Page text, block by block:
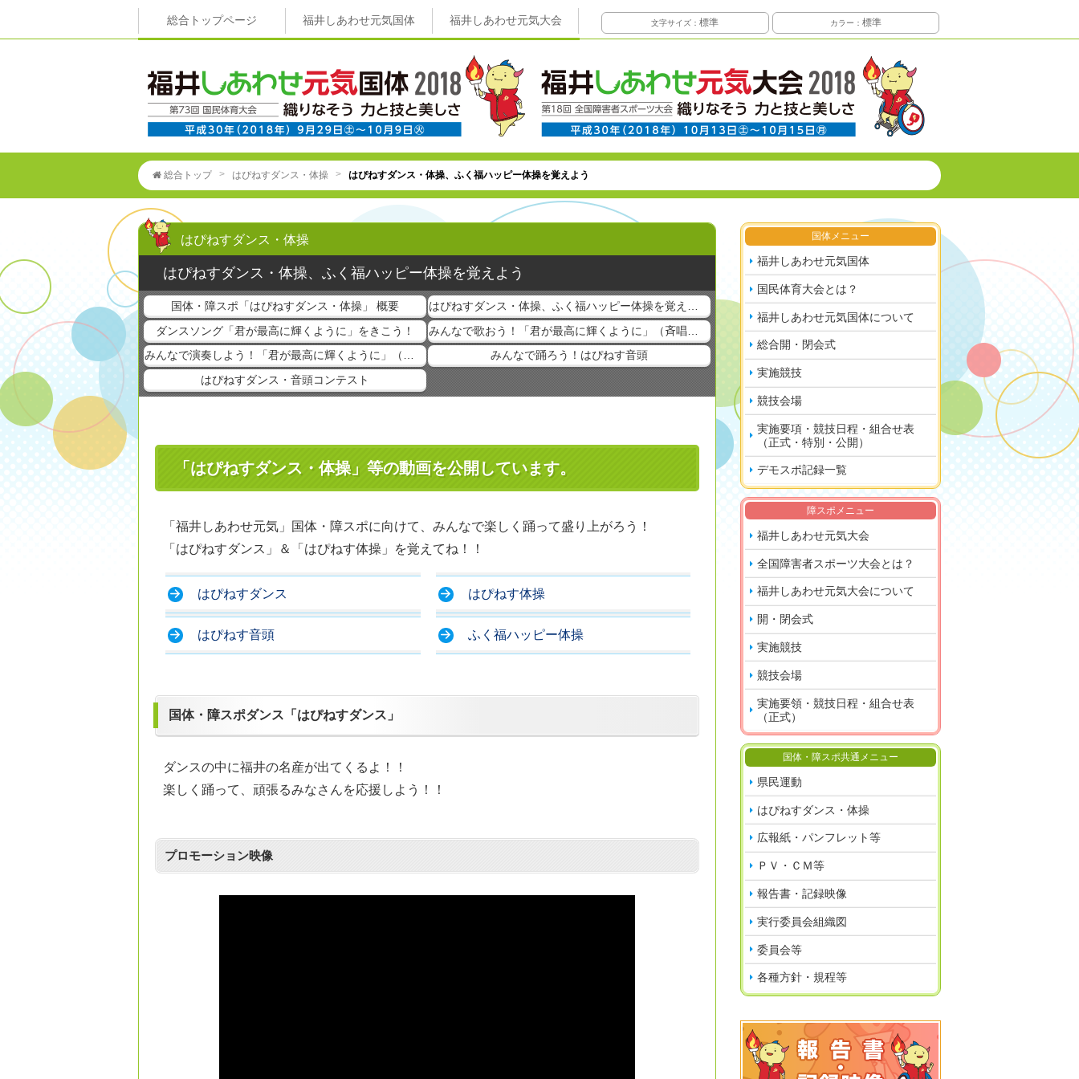
総合トップページ 福井しあわせ元気国体 福井しあわせ元気大会 文字サイズ：標準 カラー： 標準
総合トップ > はぴねすダンス・体操 > はぴねすダンス・体操、ふく福ハッピー体操を覚えよう
はぴねすダンス・体操
はぴねすダンス・体操、ふく福ハッピー体操を覚えよう
国体・障スポ「はぴねすダンス・体操」 概要
はぴねすダンス・体操、ふく福ハッピー体操を覚えよう
ダンスソング「君が最高に輝くように」をきこう！
みんなで演奏しよう！「君が最高に輝くように」（吹奏楽）
みんなで踊ろう！はぴねす音頭
はぴねすダンス・音頭コンテスト
「はぴねすダンス・体操」等の動画を公開しています。
「福井しあわせ元気」国体・障スポに向けて、みんなで楽しく踊って盛り上がろう！
「はぴねすダンス」＆「はぴねす体操」を覚えてね！！
はぴねすダンス はぴねす体操
はぴねす音頭 ふく福ハッピー体操
国体・障スポダンス「はぴねすダンス」
ダンスの中に福井の名産が出てくるよ！！
楽しく踊って、頑張るみなさんを応援しよう！！
プロモーション映像
国体メニュー
福井しあわせ元気国体
国民体育大会とは？
福井しあわせ元気国体について
総合開・閉会式
実施競技
競技会場
実施要項・競技日程・組合せ表
（正式・特別・公開）
デモスポ記録一覧
障スポメニュー
福井しあわせ元気大会
全国障害者スポーツ大会とは？
福井しあわせ元気大会について
開・閉会式
実施競技
競技会場
実施要領・競技日程・組合せ表
（正式）
国体・障スポ共通メニュー
県民運動
はぴねすダンス・体操
広報紙・パンフレット等
ＰＶ・ＣＭ等
報告書・記録映像
実行委員会組織図
委員会等
各種方針・規程等